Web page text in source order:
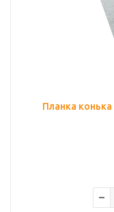
Планка конька